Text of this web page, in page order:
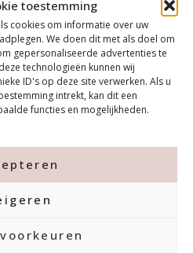
toestemming
cookies om informatie over uw
We doen dit met als doel om
gepersonaliseerde advertenties te
technologieën kunnen wij
ID's op deze site verwerken. Als u
intrekt, kan dit een
functies en mogelijkheden.
Delft